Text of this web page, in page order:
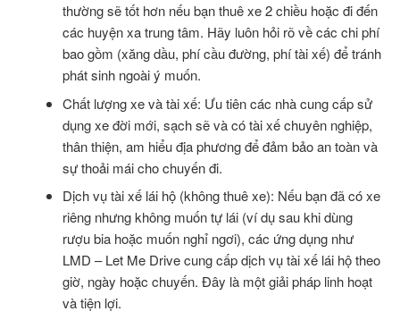
thường sẽ tốt hơn nếu bạn thuê xe 2 chiều hoặc đi đến
các huyện xa trung tâm. Hãy luôn hỏi rõ về các chi phí
bao gồm (xăng dầu, phí cầu đường, phí tài xế) để tránh
phát sinh ngoài ý muốn.
Chất lượng xe và tài xế: Ưu tiên các nhà cung cấp sử
dụng xe đời mới, sạch sẽ và có tài xế chuyên nghiệp,
thân thiện, am hiểu địa phương để đảm bảo an toàn và
sự thoải mái cho chuyến đi.
Dịch vụ tài xế lái hộ (không thuê xe): Nếu bạn đã có xe
riêng nhưng không muốn tự lái (ví dụ sau khi dùng
rượu bia hoặc muốn nghỉ ngơi), các ứng dụng như
LMD – Let Me Drive cung cấp dịch vụ tài xế lái hộ theo
giờ, ngày hoặc chuyến. Đây là một giải pháp linh hoạt
và tiện lợi.